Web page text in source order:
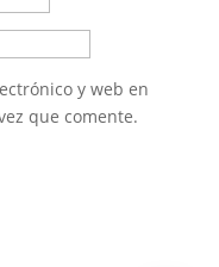
y web en
que comente.